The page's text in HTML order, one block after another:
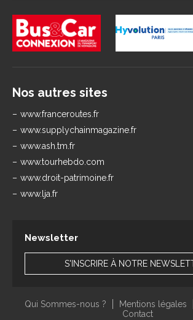
Nos autres sites
www.franceroutes.fr
www.supplychainmagazine.fr
www.ash.tm.fr
www.tourhebdo.com
www.droit-patrimoine.fr
www.lja.fr
Newsletter
S'INSCRIRE À NOTRE
Qui Sommes-nous ? Mentions légales
Contact